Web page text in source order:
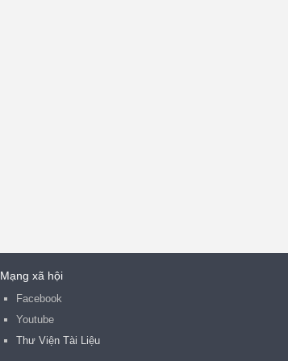
Mạng xã hội
Facebook
Youtube
Thư Viện Tài Liệu